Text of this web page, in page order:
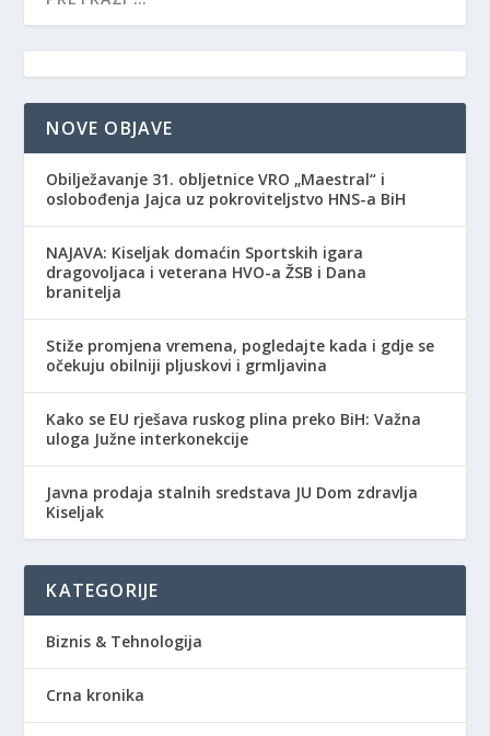
NOVE OBJAVE
Obilježavanje 31. obljetnice VRO „Maestral“ i
oslobođenja Jajca uz pokroviteljstvo HNS-a BiH
NAJAVA: Kiseljak domaćin Sportskih igara
dragovoljaca i veterana HVO-a ŽSB i Dana
branitelja
Stiže promjena vremena, pogledajte kada i gdje se
očekuju obilniji pljuskovi i grmljavina
Kako se EU rješava ruskog plina preko BiH: Važna
uloga Južne interkonekcije
Javna prodaja stalnih sredstava JU Dom zdravlja
Kiseljak
KATEGORIJE
Biznis & Tehnologija
Crna kronika